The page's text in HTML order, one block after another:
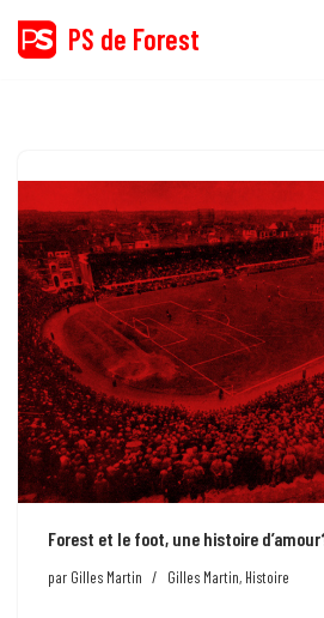
Aller
PS de Forest
Forest et le foot, une histoire
par Gilles Martin Gilles Martin, Histoire